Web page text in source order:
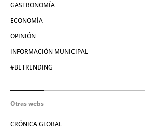
GASTRONOMÍA
ECONOMÍA
OPINIÓN
INFORMACIÓN MUNICIPAL
#BETRENDING
Otras webs
CRÓNICA GLOBAL